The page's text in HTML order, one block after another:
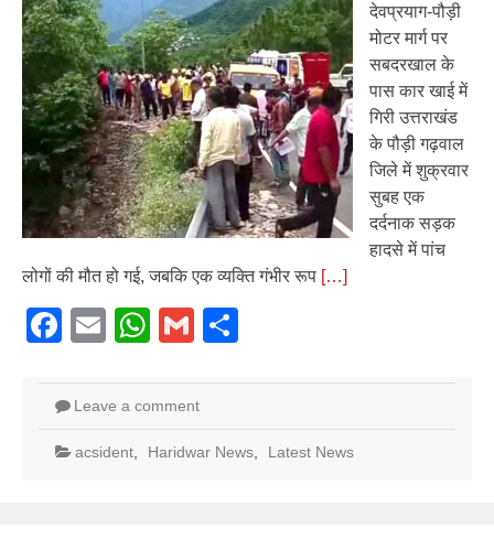
देवप्रयाग-पौड़ी
मोटर मार्ग पर
सबदरखाल के
पास कार खाई में
गिरी उत्तराखंड
के पौड़ी गढ़वाल
जिले में शुक्रवार
सुबह एक
दर्दनाक सड़क
हादसे में पांच
लोगों की मौत हो गई, जबकि एक व्यक्ति गंभीर रूप […]
Facebook
EmailWhatsApp
Gmail
Leave a comment
acsident Haridwar News Latest News